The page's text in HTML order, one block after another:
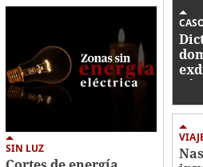
0%
SIN LUZ